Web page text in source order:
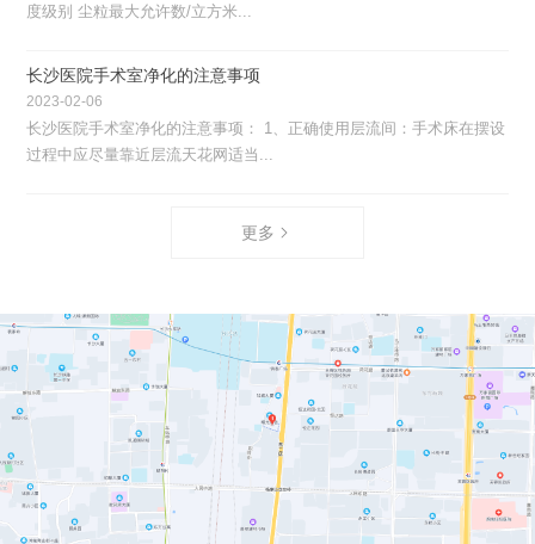
度级别 尘粒最大允许数/立方米...
长沙医院手术室净化的注意事项
2023-02-06
长沙医院手术室净化的注意事项： 1、正确使用层流间：手术床在摆设
过程中应尽量靠近层流天花网适当...
更多